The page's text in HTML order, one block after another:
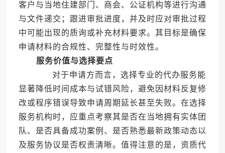
客户与当地住建部门、商会、公证机构等进行沟通
与文件递交；跟进审批进度，并及时应对审批过程
中可能出现的质询或补充材料要求。其目标是确保
申请材料的合规性、完整性与时效性。
服务价值与选择要点
对于申请方而言，选择专业的代办服务能
显著降低时间成本与试错风险，避免因材料反复修
改或程序错误导致申请周期延长甚至失败。在选择
服务机构时，应重点考察其是否在当地拥有实体团
队、是否具备成功案例、是否熟悉最新政策动态以
及服务协议是否权责清晰。值得注意的是，资质代